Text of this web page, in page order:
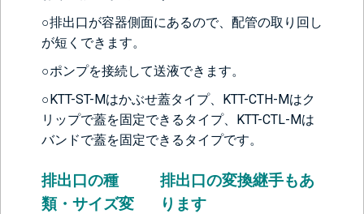
○排出口が容器側面にあるので、配管の取り回し
が短くできます。
○ポンプを接続して送液できます。
○KTT-ST-Mはかぶせ蓋タイプ、KTT-CTH-Mはク
リップで蓋を固定できるタイプ、KTT-CTL-Mは
バンドで蓋を固定できるタイプです。
排出口の種
類・サイズ変
排出口の変換継手もあ
ります